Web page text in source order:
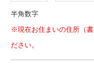
半角数字
※現在お住まいの住所（
ださい。